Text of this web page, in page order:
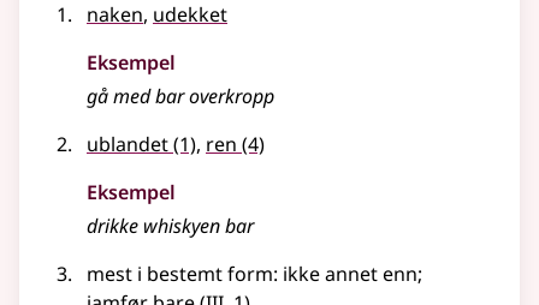
naken, udekket
Eksempel
gå medbaroverkropp
ublandet(1), ren (4)
Eksempel
drikke whiskyenbar
mest i bestemt form: ikke annet enn;